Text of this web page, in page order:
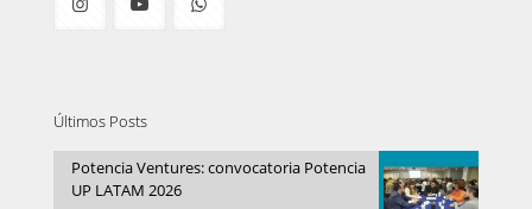
Últimos Posts
Potencia Ventures: convocatoria Potencia
UP LATAM 2026